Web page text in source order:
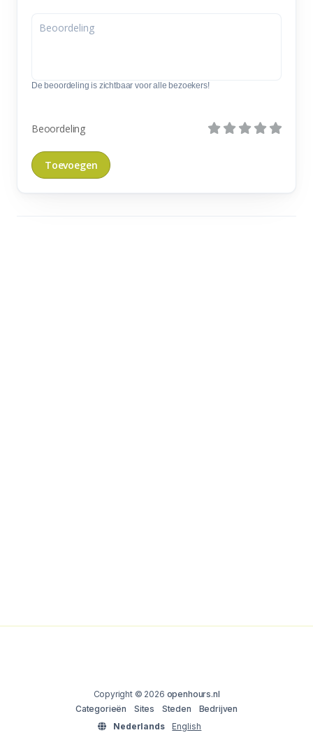
De beoordeling is zichtbaar voor alle bezoekers!
Beoordeling
Copyright © 2026 openhours.nl
Categorieën
Sites Steden
Bedrijven
Nederlands
English